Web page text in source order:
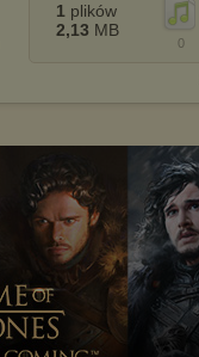
0
1 plików
2,13 MB